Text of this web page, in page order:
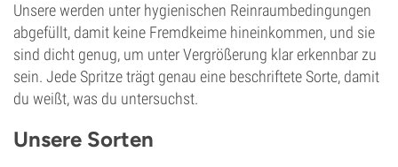
Unsere werden unter hygienischen Reinraumbedingungen
abgefüllt, damit keine Fremdkeime hineinkommen, und sie
sind dicht genug, um unter Vergrößerung klar erkennbar zu
sein. Jede Spritze trägt genau eine beschriftete Sorte, damit
du weißt, was du untersuchst.
Unsere Sorten